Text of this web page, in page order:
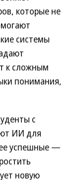
которые не
системы
к сложным
понимания,
с
ИИ для
успешные —
новую